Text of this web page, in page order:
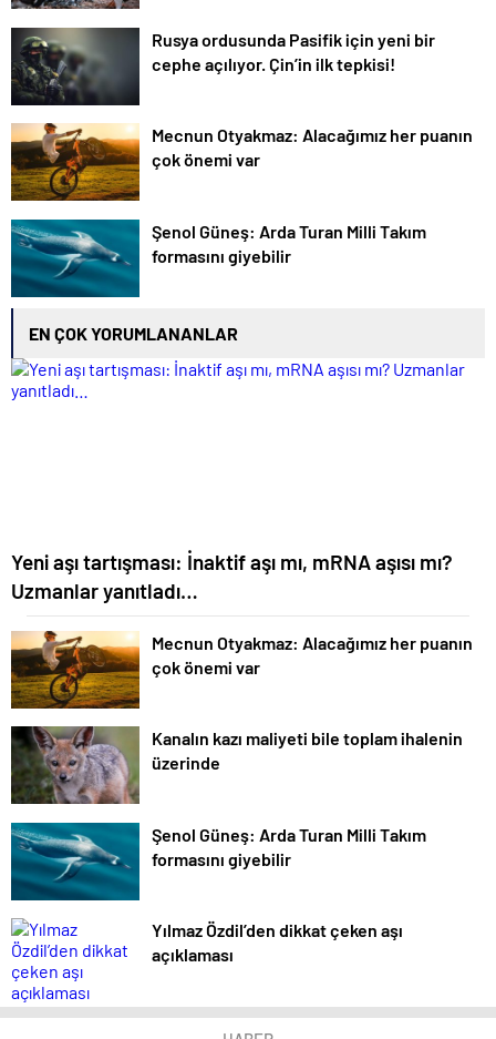
Rusya ordusunda Pasifik için yeni bir
cephe açılıyor. Çin’in ilk tepkisi!
Mecnun Otyakmaz: Alacağımız her puanın
çok önemi var
Şenol Güneş: Arda Turan Milli Takım
formasını giyebilir
EN ÇOK YORUMLANANLAR
Yeni aşı tartışması: İnaktif aşı mı, mRNA aşısı mı?
Uzmanlar yanıtladı…
Mecnun Otyakmaz: Alacağımız her puanın
çok önemi var
Kanalın kazı maliyeti bile toplam ihalenin
üzerinde
Şenol Güneş: Arda Turan Milli Takım
formasını giyebilir
Yılmaz Özdil’den dikkat çeken aşı
açıklaması